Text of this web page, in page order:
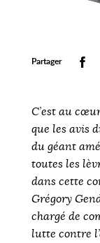
Partager
C’est au
que les avis
du géant
toutes les
dans cette
Grégory
chargé de
lutte contre